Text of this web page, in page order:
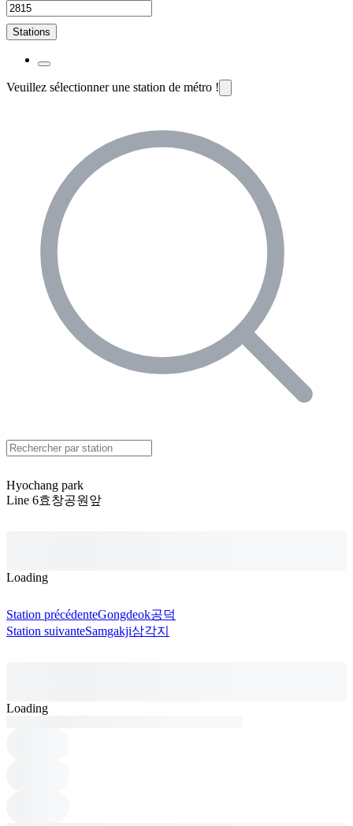
Stations
Veuillez sélectionner une station de métro !
Hyochang park
Line 6효창공원앞
Loading
Station précédenteGongdeok공덕
Station suivanteSamgakji삼각지
Loading